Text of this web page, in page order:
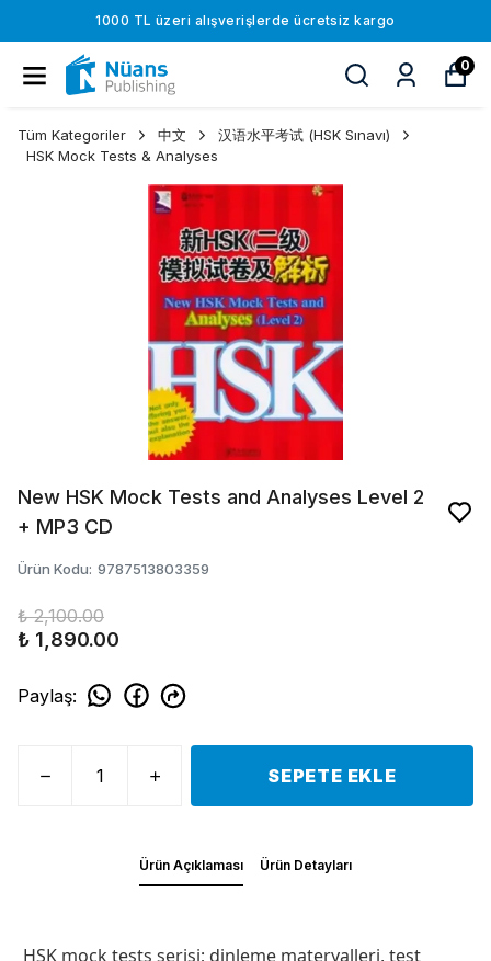
1000 TL üzeri alışverişlerde ücretsiz kargo
0
Tüm Kategoriler 中文
汉语水平考试 (HSK Sınavı)
HSK Mock Tests & Analyses
New HSK Mock Tests and Analyses Level 2
+ MP3 CD
Ürün Kodu: 9787513803359
₺ 2,100.00
₺ 1,890.00
Paylaş:
SEPETE EKLE
Ürün Açıklaması Ürün Detayları
HSK mock tests serisi; dinleme materyalleri, test